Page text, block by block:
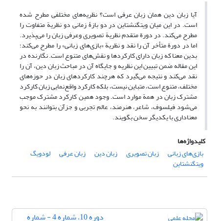
آیا زبان دین همان زبان عرفی است؟ نظریه‌های مختلفی مطرح شده
است. در این میان ویتگنشتاین در دو بازۀ زمانی دو نظریة متفاوت را
مطرح می‌کند. در دورة متقدم نظریة تصویری وعرفی زبان را می‌پذیرد.
اما در دورة متأخر آن را نقد و نظریة «بازی‌های زبانی» را مطرح می‌کند؛
بدین معنا که زبان دارای کارکردها و نقش‌های متنوع است. نگارنده در
این مقاله ضمن تبیین این نظریه و جایگاه آن در مباحث زبان دین، آن را
نقد می‌کند و نتیجه می‌گیرد که هرچند کارکردهای زبان در حوزه‌های
مختلف، متنوع است، متباین نیست، بلکه کارکرد واقع‌نمایی زبان کارکرد
مشترک زبان در همة موارد است. وجود همین کارکرد مشترک موجب
می‌شود فیلسوف، شاعر، هنرمند، عالم تجربی و جزآن بتوانند به نحو
معناداری با یکدیگر سخن بگویند.
کلیدواژه‌ها
بازی‌های زبانی
زبان تصویری زبان دین زبان عرفی لودویگ
ویتگنشتاین
دوره 10، شماره 4 - شماره